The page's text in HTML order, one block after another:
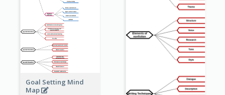
Goal Setting Mind
Map